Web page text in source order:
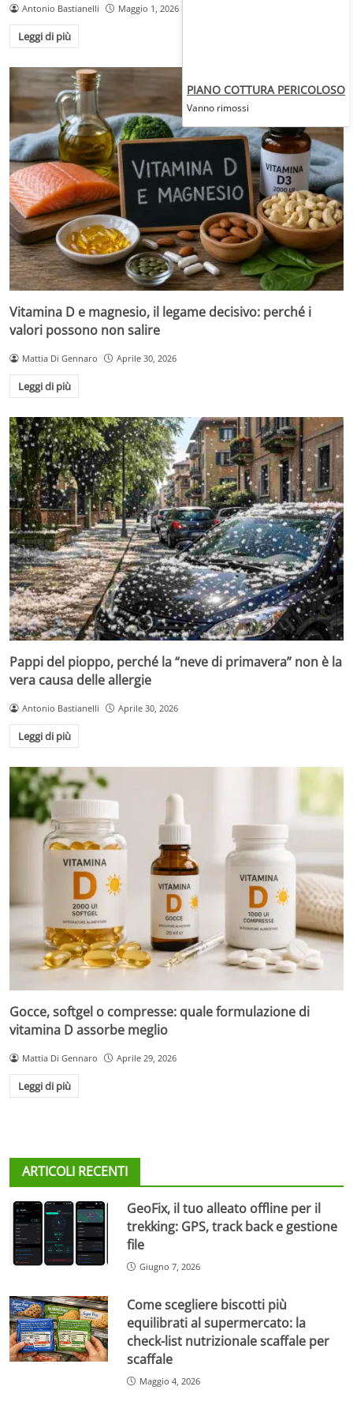
Antonio Bastianelli Maggio 1, 2026
Leggi di più
Vitamina D e magnesio, il legame decisivo: perché i
valori possono non salire
Mattia Di Gennaro Aprile 30, 2026
Leggi di più
Pappi del pioppo, perché la “neve di primavera” non è la
vera causa delle allergie
Antonio Bastianelli Aprile 30, 2026
Leggi di più
Gocce, softgel o compresse: quale formulazione di
vitamina D assorbe meglio
Mattia Di Gennaro Aprile 29, 2026
Leggi di più
ARTICOLI RECENTI
GeoFix, il tuo alleato offline per il
trekking: GPS, track back e gestione
file
Giugno 7, 2026
Come scegliere biscotti più
equilibrati al supermercato: la
check-list nutrizionale scaffale per
scaffale
Maggio 4, 2026
PIANO COTTURA PERICOLOSO
Vanno rimossi